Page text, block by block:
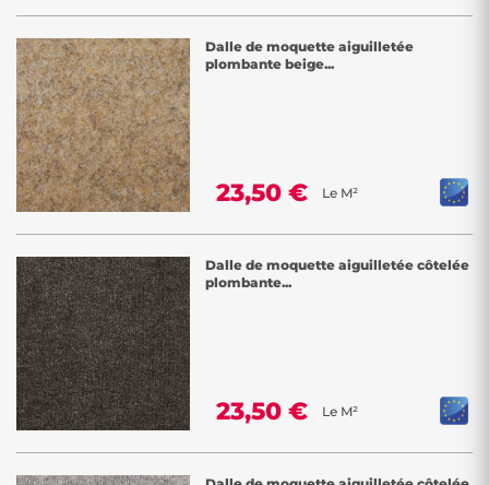
Dalle de moquette aiguilletée
plombante beige...
23,50 € Le M²
Dalle de moquette aiguilletée côtelée
plombante...
23,50 € Le M²